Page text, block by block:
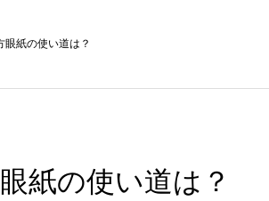
眼紙の使い道は？
紙の使い道は？